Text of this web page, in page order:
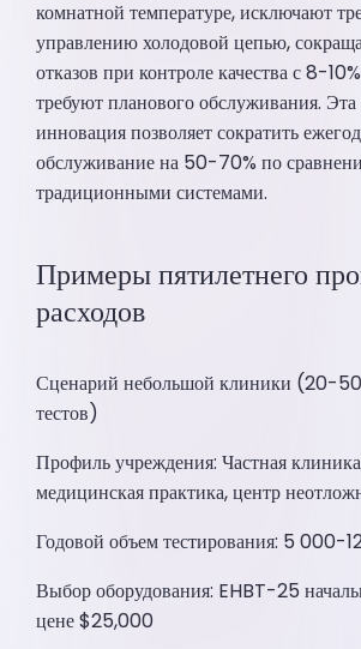
комнатной температуре, исключают
управлению холодовой цепью,
отказов при контроле качества с 8-
требуют планового обслуживания. Эта
инновация позволяет сократить
обслуживание на 50-70% по
традиционными системами.
Примеры пятилетнего
расходов
Сценарий небольшой клиники (20-
тестов)
Профиль учреждения: Частная
медицинская практика, центр
Годовой объем тестирования: 5 000-
Выбор оборудования: EHBT-25
цене $25,000